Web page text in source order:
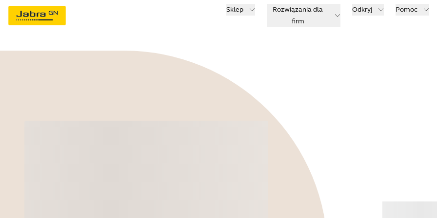
Sklep
Rozwiązania dla
firm
Odkryj Pomoc